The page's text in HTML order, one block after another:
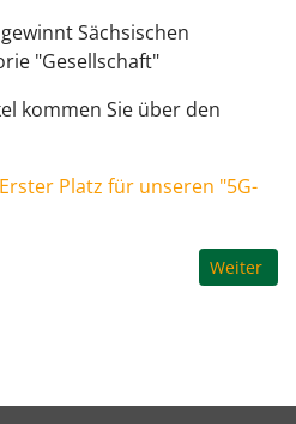
Sächsischen
"Gesellschaft"
kommen Sie über den
Platz für unseren "5G-
Nächster
Weiter